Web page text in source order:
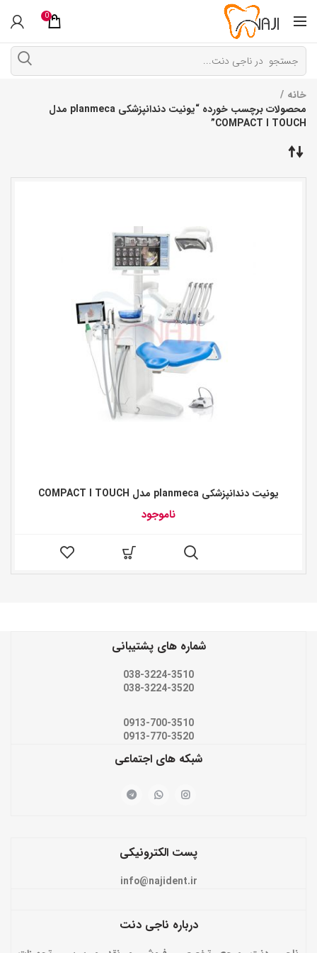
0
خانه
محصولات برچسب خورده “یونیت دندانپزشکی planmeca مدل
COMPACT I TOUCH”
یونیت دندانپزشکی planmeca مدل COMPACT I TOUCH
ناموجود
شماره های پشتیبانی
038-3224-3510
038-3224-3520
0913-700-3510
0913-770-3520
شبکه های اجتماعی
پست الکترونیکی
info@najident.ir
درباره ناجی دنت